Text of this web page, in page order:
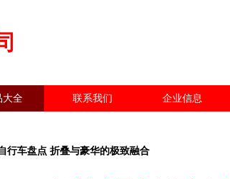
大全 联系我们 企业信息
行车盘点 折叠与豪华的极致融合